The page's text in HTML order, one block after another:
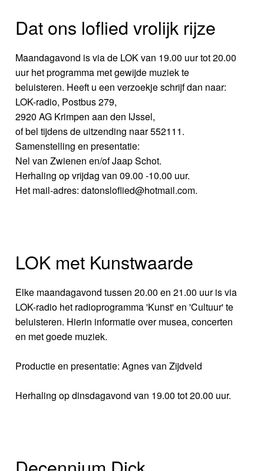
Dat ons loflied vrolijk rijze
Maandagavond is via de LOK van 19.00 uur tot 20.00
uur het programma met gewijde muziek te
beluisteren. Heeft u een verzoekje schrijf dan naar:
LOK-radio, Postbus 279,
2920 AG Krimpen aan den IJssel,
of bel tijdens de uitzending naar 552111.
Samenstelling en presentatie:
Nel van Zwienen en/of Jaap Schot.
Herhaling op vrijdag van 09.00 -10.00 uur.
Het mail-adres: datonsloflied@hotmail.com.
LOK met Kunstwaarde
Elke maandagavond tussen 20.00 en 21.00 uur is via
LOK-radio het radioprogramma 'Kunst' en 'Cultuur' te
beluisteren. Hierin informatie over musea, concerten
en met goede muziek.
Productie en presentatie: Agnes van Zijdveld
Herhaling op dinsdagavond van 19.00 tot 20.00 uur.